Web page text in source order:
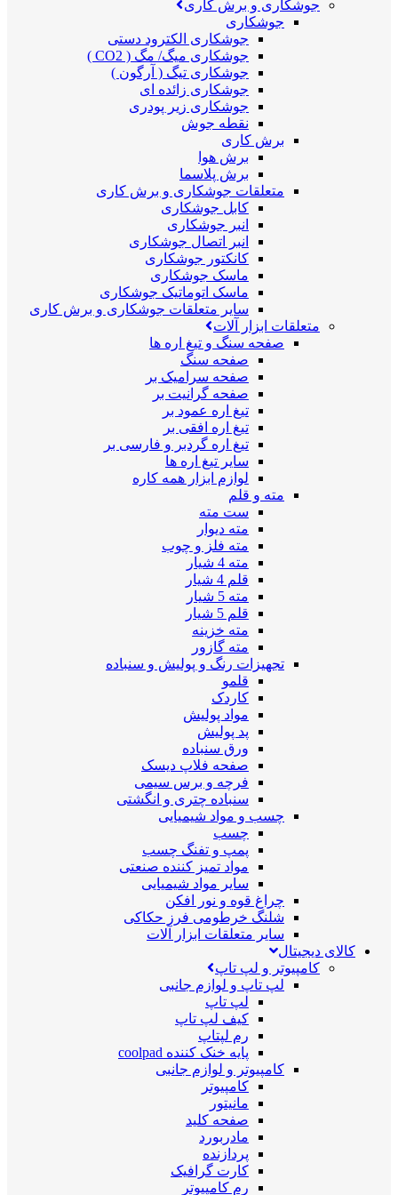
جوشکاری و برش کاری
جوشکاری
جوشکاری الکترود دستی
جوشکاری میگ/ مگ ( CO2 )
جوشکاری تیگ ( آرگون )
جوشکاری زائده ای
جوشکاری زیر پودری
نقطه جوش
برش کاری
برش هوا
برش پلاسما
متعلقات جوشکاری و برش کاری
کابل جوشکاری
انبر جوشکاری
انبر اتصال جوشکاری
کانکتور جوشکاری
ماسک جوشکاری
ماسک اتوماتیک جوشکاری
سایر متعلقات جوشکاری و برش کاری
متعلقات ابزار آلات
صفحه سنگ و تیغ اره ها
صفحه سنگ
صفحه سرامیک بر
صفحه گرانیت بر
تیغ اره عمود بر
تیغ اره افقی بر
تیغ اره گردبر و فارسی بر
سایر تیغ اره ها
لوازم ابزار همه کاره
مته و قلم
ست مته
مته دیوار
مته فلز و چوب
مته 4 شیار
قلم 4 شیار
مته 5 شیار
قلم 5 شیار
مته خزینه
مته گازور
تجهیزات رنگ و پولیش و سنباده
قلمو
کاردک
مواد پولیش
پد پولیش
ورق سنباده
صفحه فلاپ دیسک
فرچه و برس سیمی
سنباده چتری و انگشتی
چسب و مواد شیمیایی
چسب
پمپ و تفنگ چسب
مواد تمیز کننده صنعتی
سایر مواد شیمیایی
چراغ قوه و نور افکن
شلنگ خرطومی فرز حکاکی
سایر متعلقات ابزار آلات
کالای دیجیتال
کامپیوتر و لپ تاپ
لپ تاپ و لوازم جانبی
لپ تاپ
کیف لپ تاپ
رم لپتاپ
پایه خنک کننده coolpad
کامپیوتر و لوازم جانبی
کامپیوتر
مانیتور
صفحه کلید
مادربورد
پردازنده
کارت گرافیک
رم کامپیوتر